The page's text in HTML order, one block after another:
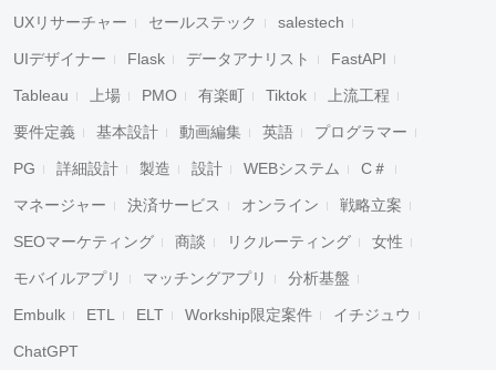
UXリサーチャー セールステック salestech
UIデザイナー Flask データアナリスト FastAPI
Tableau 上場 PMO 有楽町 Tiktok 上流工程
要件定義 基本設計 動画編集 英語 プログラマー
PG 詳細設計 製造 設計 WEBシステム C＃
マネージャー 決済サービス オンライン 戦略立案
SEOマーケティング 商談 リクルーティング 女性
モバイルアプリ マッチングアプリ 分析基盤
Embulk ETL ELT Workship限定案件 イチジュウ
ChatGPT